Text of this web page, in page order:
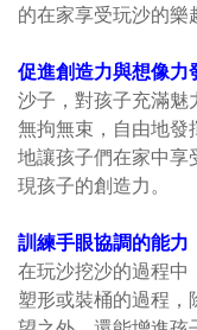
的在家享受玩沙的樂
促進創造力與想像力
沙子，對孩子充滿魅
無拘無束，自由地發
地讓孩子們在家中享
現孩子的創造力。
訓練手眼協調的能力
在玩沙挖沙的過程中
塑形或裝桶的過程